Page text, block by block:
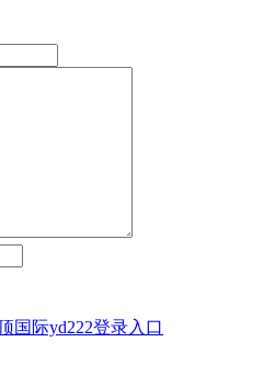
国际yd222登录入口